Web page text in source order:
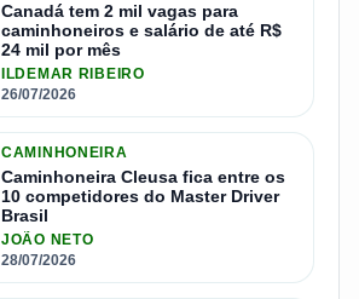
Canadá tem 2 mil vagas para
caminhoneiros e salário de até R$
24 mil por mês
ILDEMAR RIBEIRO
26/07/2026
CAMINHONEIRA
Caminhoneira Cleusa fica entre os
10 competidores do Master Driver
Brasil
JOÃO NETO
28/07/2026